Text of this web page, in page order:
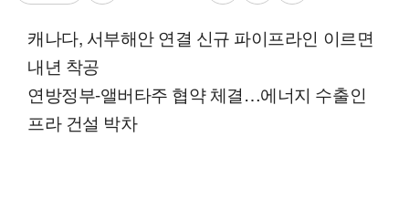
캐나다, 서부해안 연결 신규 파이프라인 이르면
내년 착공
연방정부-앨버타주 협약 체결…에너지 수출인
프라 건설 박차